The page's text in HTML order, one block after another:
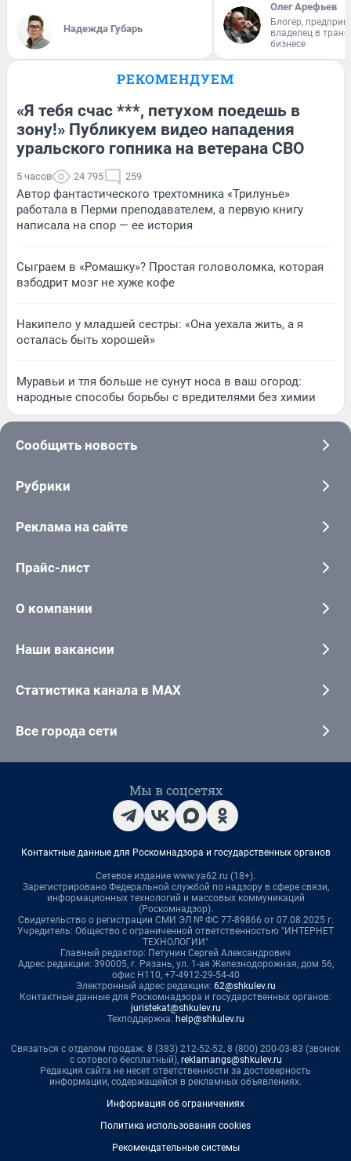
Надежда Губарь
Олег Арефьев
Блогер,
владелец в
бизнесе
РЕКОМЕНДУЕМ
«Я тебя счас ***, петухом поедешь в
зону!» Публикуем видео нападения
уральского гопника на ветерана СВО
5 часов 24 795 259
Автор фантастического трехтомника «Трилунье»
работала в Перми преподавателем, а первую книгу
написала на спор — ее история
Сыграем в «Ромашку»? Простая головоломка, которая
взбодрит мозг не хуже кофе
Накипело у младшей сестры: «Она уехала жить, а я
осталась быть хорошей»
Муравьи и тля больше не сунут носа в ваш огород:
народные способы борьбы с вредителями без химии
Сообщить новость
Рубрики
Реклама на сайте
Прайс-лист
О компании
Наши вакансии
Статистика канала в MAX
Все города сети
Мы в соцсетях
Контактные данные для Роскомнадзора и государственных органов
Сетевое издание www.ya62.ru (18+).
Зарегистрировано Федеральной службой по надзору в сфере связи,
информационных технологий и массовых коммуникаций
(Роскомнадзор).
Свидетельство о регистрации СМИ ЭЛ № ФС 77-89866 от 07.08.2025 г.
Учредитель: Общество с ограниченной ответственностью "ИНТЕРНЕТ
ТЕХНОЛОГИИ"
Главный редактор: Петунин Сергей Александрович
Адрес редакции: 390005, г. Рязань, ул. 1-ая Железнодорожная, дом 56,
офис Н110, +7-4912-29-54-40
Электронный адрес редакции: 62@shkulev.ru
Контактные данные для Роскомнадзора и государственных органов:
juristekat@shkulev.ru
Техподдержка: help@shkulev.ru
Связаться с отделом продаж: 8 (383) 212-52-52, 8 (800) 200-03-83 (звонок
с сотового бесплатный), reklamangs@shkulev.ru
Редакция сайта не несет ответственности за достоверность
информации, содержащейся в рекламных объявлениях.
Информация об ограничениях
Политика использования cookies
Рекомендательные системы